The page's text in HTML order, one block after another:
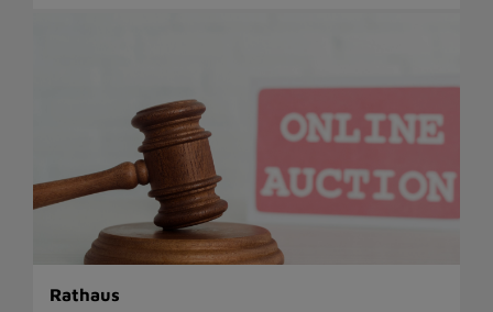
Rathaus